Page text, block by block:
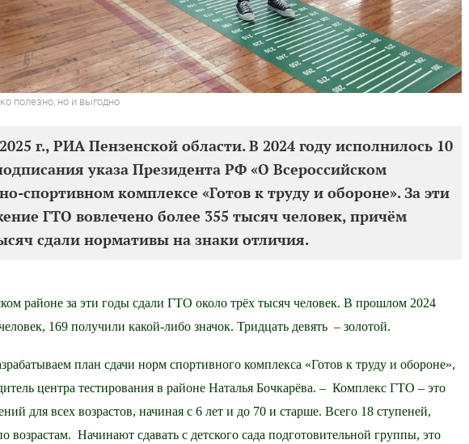
полезно, но и выгодно
г., РИА Пензенской области. В 2024 году исполнилось 10
указа Президента РФ «О Всероссийском
спортивном комплексе «Готов к труду и обороне». За эти
ГТО вовлечено более 355 тысяч человек, причём
сдали нормативы на знаки отличия.
районе за эти годы сдали ГТО около трёх тысяч человек. В прошлом 2024
169 получили какой-либо значок. Тридцать девять – золотой.
план сдачи норм спортивного комплекса «Готов к труду и обороне»,
центра тестирования в районе Наталья Бочкарёва. – Комплекс ГТО – это
для всех возрастов, начиная с 6 лет и до 70 и старше. Всего 18 ступеней,
возрастам. Начинают сдавать с детского сада подготовительной группы, это